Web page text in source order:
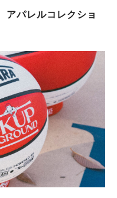
アパレルコレクショ